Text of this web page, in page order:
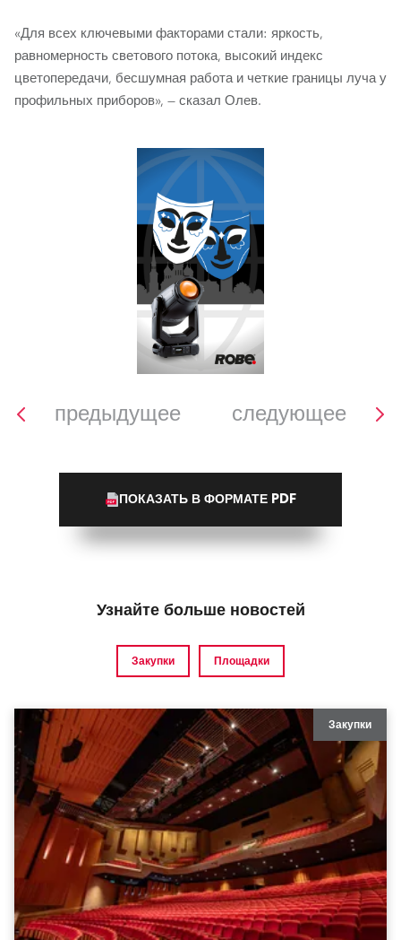
«Для всех ключевыми факторами стали: яркость,
равномерность светового потока, высокий индекс
цветопередачи, бесшумная работа и четкие границы луча у
профильных приборов», — сказал Олев.
предыдущее следующее
ПОКАЗАТЬ В ФОРМАТЕ PDF
Узнайте больше новостей
Закупки Площадки
Закупки